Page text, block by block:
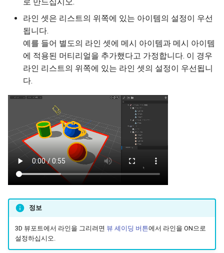
라인 셋은 리스트의 위쪽에 있는 아이템의 설정이 우선
됩니다.
예를 들어 별도의 라인 셋에 메시 아이템과 메시 아이템
에 적용된 머티리얼을 추가했다고 가정합니다. 이 경우
라인 리스트의 위쪽에 있는 라인 셋의 설정이 우선됩니
다.
정보
3D 뷰포트에서 라인을 그리려면 뷰 셰이딩 버튼에서 라인을 ON으로
설정하십시오.